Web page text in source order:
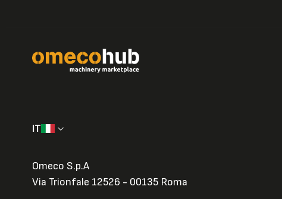
IT
Omeco S.p.A
Via Trionfale 12526 - 00135 Roma